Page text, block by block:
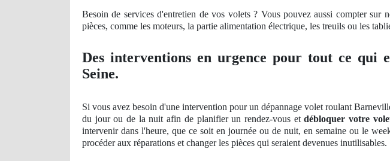
Besoin de services d'entretien de vos volets ? Vous pouvez aussi compter sur
pièces, comme les moteurs, la partie alimentation électrique, les treuils ou les
Des interventions en urgence pour tout ce qui
Seine.
Si vous avez besoin d'une intervention pour un dépannage volet roulant
du jour ou de la nuit afin de planifier un rendez-vous etdébloquer votre
intervenir dans l'heure, que ce soit en journée ou de nuit, en semaine ou le
procéder aux réparations et changer les pièces qui seraient devenues inutilisables.